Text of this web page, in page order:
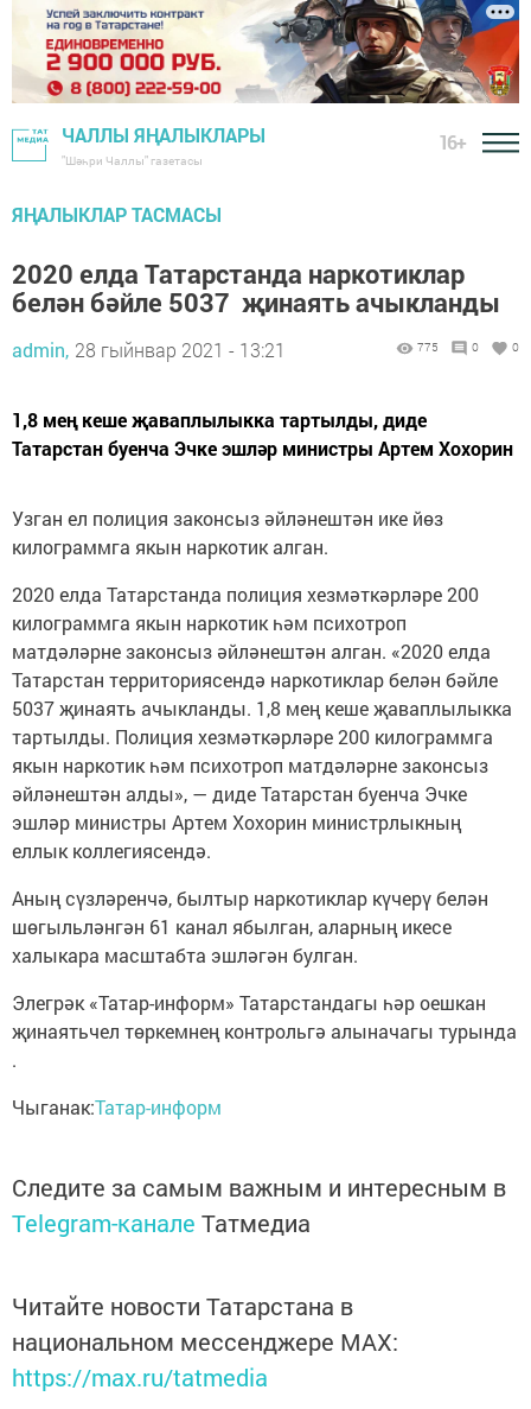
ЧАЛЛЫ ЯҢАЛЫКЛАРЫ
"Шәһри Чаллы" газетасы
16+
ЯҢАЛЫКЛАР ТАСМАСЫ
2020 елда Татарстанда наркотиклар
белән бәйле 5037 җинаять ачыкланды
admin, 28 гыйнвар 2021 - 13:21 775 0 0
1,8 мең кеше җаваплылыкка тартылды, диде
Татарстан буенча Эчке эшләр министры Артем Хохорин
Узган ел полиция законсыз әйләнештән ике йөз
килограммга якын наркотик алган.
2020 елда Татарстанда полиция хезмәткәрләре 200
килограммга якын наркотик һәм психотроп
матдәләрне законсыз әйләнештән алган. «2020 елда
Татарстан территориясендә наркотиклар белән бәйле
5037 җинаять ачыкланды. 1,8 мең кеше җаваплылыкка
тартылды. Полиция хезмәткәрләре 200 килограммга
якын наркотик һәм психотроп матдәләрне законсыз
әйләнештән алды», — диде Татарстан буенча Эчке
эшләр министры Артем Хохорин министрлыкның
еллык коллегиясендә.
Аның сүзләренчә, былтыр наркотиклар күчерү белән
шөгыльләнгән 61 канал ябылган, аларның икесе
халыкара масштабта эшләгән булган.
Элегрәк «Татар-информ» Татарстандагы һәр оешкан
җинаятьчел төркемнең контрольгә алыначагы турында
.
Чыганак:Татар-информ
Следите за самым важным и интересным в
Telegram-канале Татмедиа
Читайте новости Татарстана в
национальном мессенджере MАХ:
https://max.ru/tatmedia